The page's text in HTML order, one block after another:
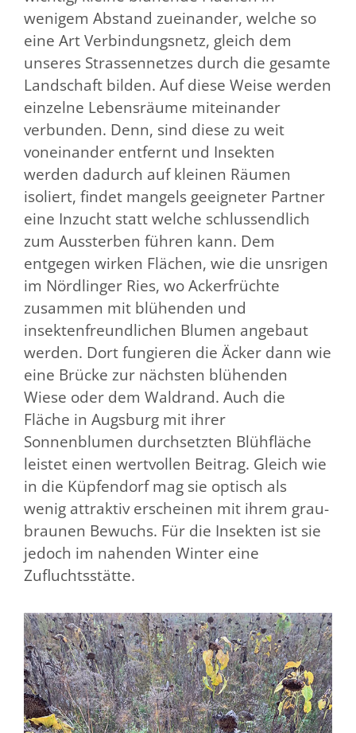
wenigem Abstand zueinander, welche so
eine Art Verbindungsnetz, gleich dem
unseres Strassennetzes durch die gesamte
Landschaft bilden. Auf diese Weise werden
einzelne Lebensräume miteinander
verbunden. Denn, sind diese zu weit
voneinander entfernt und Insekten
werden dadurch auf kleinen Räumen
isoliert, findet mangels geeigneter Partner
eine Inzucht statt welche schlussendlich
zum Aussterben führen kann. Dem
entgegen wirken Flächen, wie die unsrigen
im Nördlinger Ries, wo Ackerfrüchte
zusammen mit blühenden und
insektenfreundlichen Blumen angebaut
werden. Dort fungieren die Äcker dann wie
eine Brücke zur nächsten blühenden
Wiese oder dem Waldrand. Auch die
Fläche in Augsburg mit ihrer
Sonnenblumen durchsetzten Blühfläche
leistet einen wertvollen Beitrag. Gleich wie
in die Küpfendorf mag sie optisch als
wenig attraktiv erscheinen mit ihrem grau-
braunen Bewuchs. Für die Insekten ist sie
jedoch im nahenden Winter eine
Zufluchtsstätte.